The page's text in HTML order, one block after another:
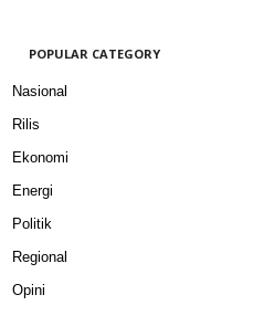
POPULAR CATEGORY
Nasional
Rilis
Ekonomi
Energi
Politik
Regional
Opini